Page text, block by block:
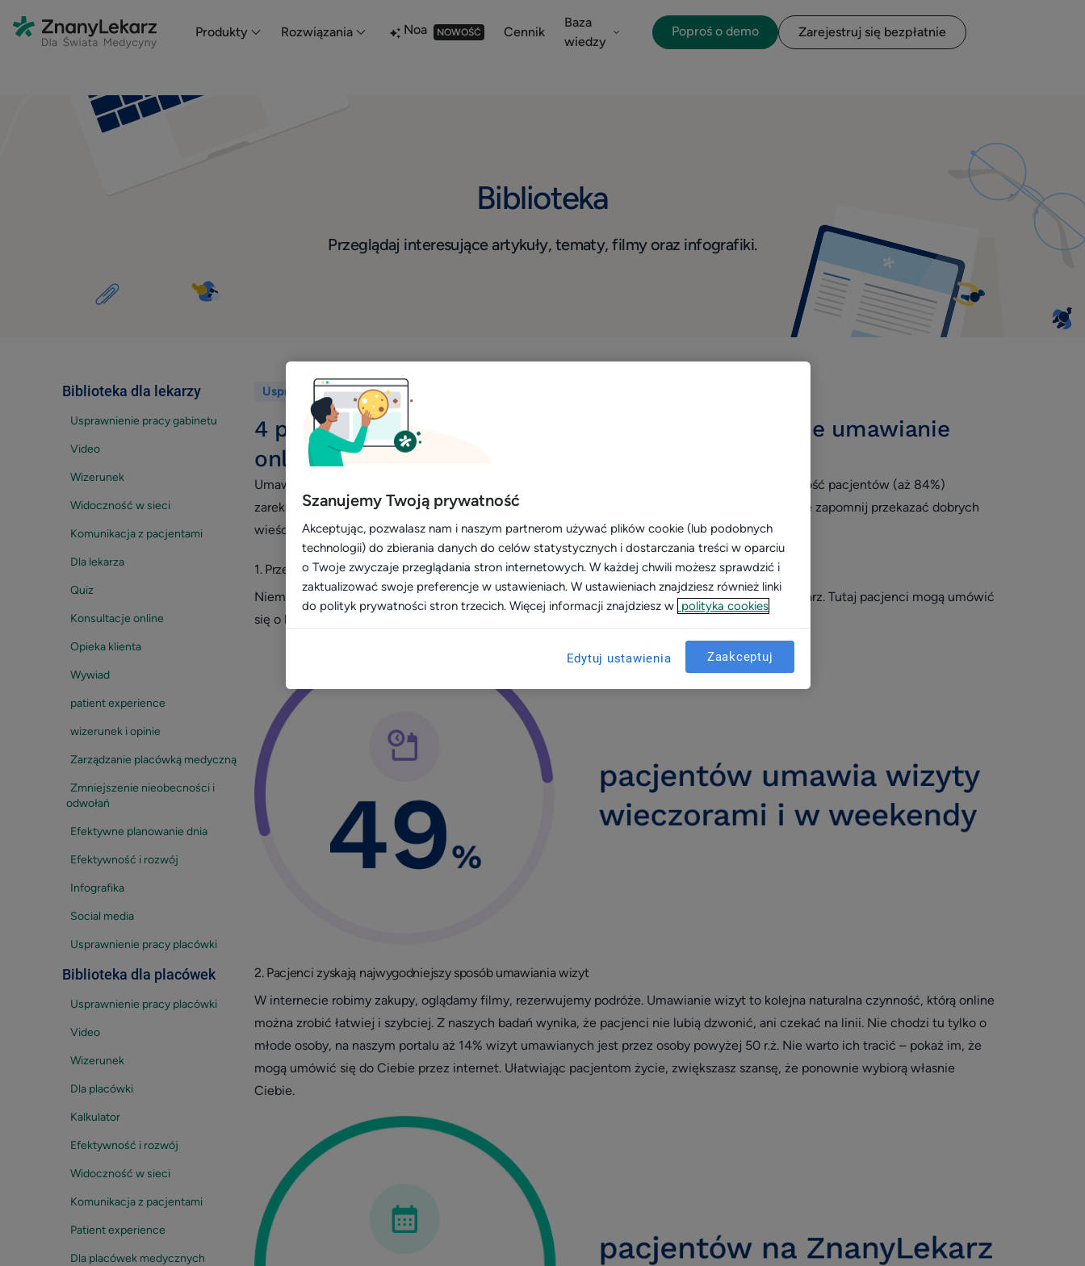
Produkty Rozwiązania Noa NOWOŚĆ Cennik
Baza
wiedzy
Poproś o demo Zarejestruj się bezpłatnie
Biblioteka
Przeglądaj interesujące artykuły, tematy, filmy oraz infografiki.
Wróć
Biblioteka dla lekarzy
Usprawnienie pracy gabinetu
Video
Wizerunek
Widoczność w sieci
Komunikacja z pacjentami
Dla lekarza
Quiz
Konsultacje online
Opieka klienta
Wywiad
patient experience
wizerunek i opinie
Zarządzanie placówką medyczną
Zmniejszenie nieobecności i
odwołań
Efektywne planowanie dnia
Efektywność i rozwój
Infografika
Social media
Usprawnienie pracy placówki
Biblioteka dla placówek
Usprawnienie pracy placówki
Video
Wizerunek
Dla placówki
Kalkulator
Efektywność i rozwój
Widoczność w sieci
Komunikacja z pacjentami
Patient experience
Dla placówek medycznych
Usprawnienie pracy gabinetu
4 powody, dla których Ty i Twoi pacjenci pokochacie umawianie
online
Umawianie online potrafi pozytywnie odmienić życie lekarzy i pacjentów. Zdecydowana większość pacjentów (aż 84%)
zarekomendowałaby ten sposób umawiania rodzinie i znajomym. Sprawdź, co można zyskać i nie zapomnij przekazać dobrych
wieści pacjentom.
1. Przestaniesz tracić wizyty
Niemal żadna recepcja nie działa 24 godziny na dobę. Żadna, poza Twoim profilem na ZnanyLekarz. Tutaj pacjenci mogą umówić
się o każdej porze dnia i nocy. Tylko najpierw muszą dowiedzieć się, że jest taka możliwość.
2. Pacjenci zyskają najwygodniejszy sposób umawiania wizyt
W internecie robimy zakupy, oglądamy filmy, rezerwujemy podróże. Umawianie wizyt to kolejna naturalna czynność, którą online
można zrobić łatwiej i szybciej. Z naszych badań wynika, że pacjenci nie lubią dzwonić, ani czekać na linii. Nie chodzi tu tylko o
młode osoby, na naszym portalu aż 14% wizyt umawianych jest przez osoby powyżej 50 r.ż. Nie warto ich tracić – pokaż im, że
mogą umówić się do Ciebie przez internet. Ułatwiając pacjentom życie, zwiększasz szansę, że ponownie wybiorą własnie
Ciebie.
Szanujemy Twoją prywatność
Akceptując, pozwalasz nam i naszym partnerom używać plików cookie (lub podobnych
technologii) do zbierania danych do celów statystycznych i dostarczania treści w oparciu
o Twoje zwyczaje przeglądania stron internetowych. W każdej chwili możesz sprawdzić i
zaktualizować swoje preferencje w ustawieniach. W ustawieniach znajdziesz również linki
do polityk prywatności stron trzecich. Więcej informacji znajdziesz w polityka cookies
Edytuj ustawienia Zaakceptuj